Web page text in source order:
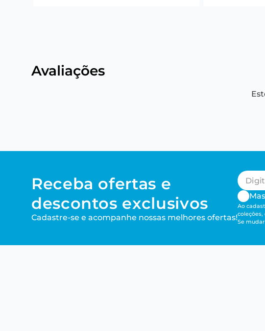
Avaliações
Receba ofertas e
descontos exclusivos
Cadastre-se e acompanhe nossas melhores ofertas!
Ao
Se